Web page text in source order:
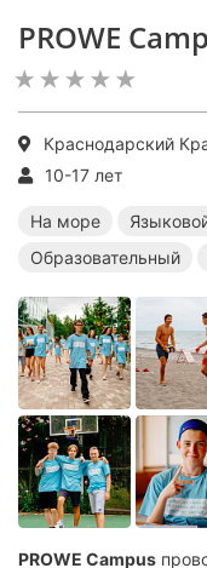
PROWE
Краснодарский
10-17 лет
На море
Образовательный
PROWE Campus
Детские лагеря на море
Языковые лагеря в
Психологические
Образовательные
Тематические лагеря в
Лагеря с бассейном в
Языковые лагеря в Сочи
Психологические
Образовательные
Тематические лагеря в
Языковые лагеря на